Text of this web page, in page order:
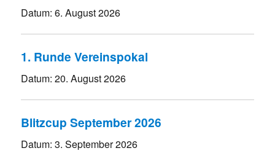
Datum:6. August 2026
1. Runde Vereinspokal
Datum:20. August 2026
Blitzcup September 2026
Datum:3. September 2026